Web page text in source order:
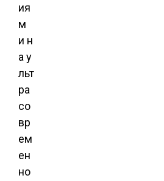
ия
м
и н
а у
льт
ра
со
вр
ем
ен
но